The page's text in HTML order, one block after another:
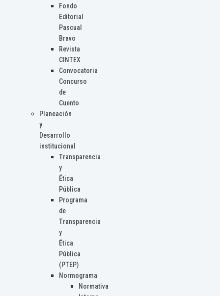
Fondo
Editorial
Pascual
Bravo
Revista
CINTEX
Convocatoria
Concurso
de
Cuento
Planeación
y
Desarrollo
institucional
Transparencia
y
Ética
Pública
Programa
de
Transparencia
y
Ética
Pública
(PTEP)
Normograma
Normativa